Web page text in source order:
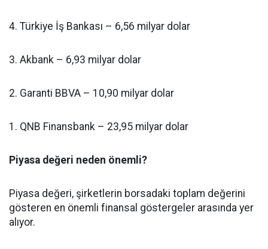
4. Türkiye İş Bankası – 6,56 milyar dolar
3. Akbank – 6,93 milyar dolar
2. Garanti BBVA – 10,90 milyar dolar
1. QNB Finansbank – 23,95 milyar dolar
Piyasa değeri neden önemli?
Piyasa değeri, şirketlerin borsadaki toplam değerini
gösteren en önemli finansal göstergeler arasında yer
alıyor.